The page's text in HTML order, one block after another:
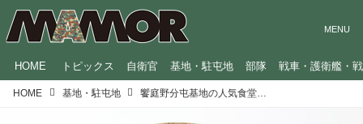
HOME トピックス 自衛官 基地・駐屯地 部隊 戦車・護衛艦・
HOME 基地・駐屯地